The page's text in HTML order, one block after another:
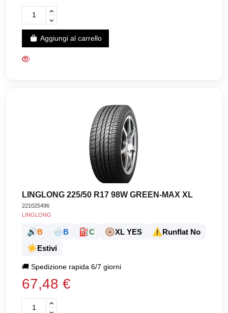
Aggiungi al carrello
LINGLONG 225/50 R17 98W GREEN-MAX XL
221025496
LINGLONG
🔊B 🌧️B ⛽C 🛞XL YES ⚠️Runflat No
☀️Estivi
🚚Spedizione rapida 6/7 giorni
67,48 €